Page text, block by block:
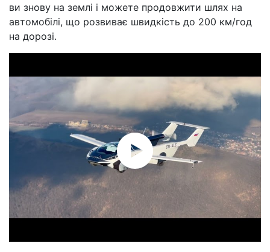
ви знову на землі і можете продовжити шлях на
автомобілі, що розвиває швидкість до 200 км/год
на дорозі.